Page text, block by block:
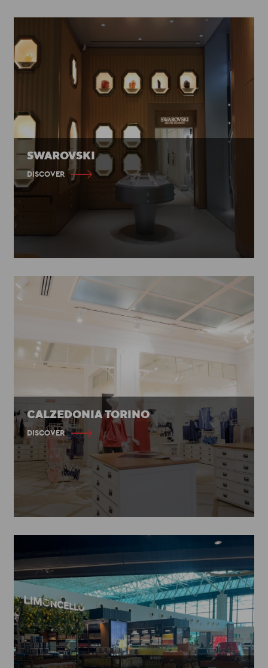
SWAROVSKI
DISCOVER
CALZEDONIA TORINO
DISCOVER